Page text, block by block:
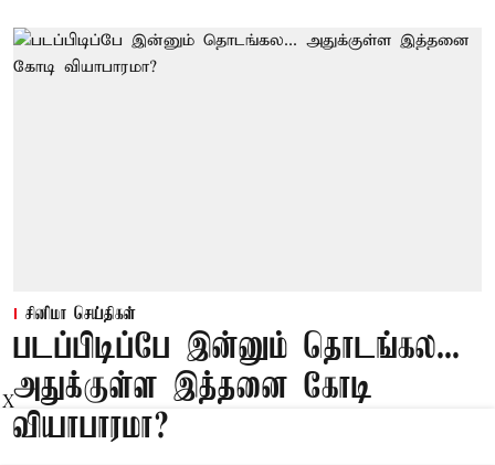
சினிமா செய்திகள்
படப்பிடிப்பே இன்னும் தொடங்கல...
அதுக்குள்ள இத்தனை கோடி
வியாபாரமா?
X